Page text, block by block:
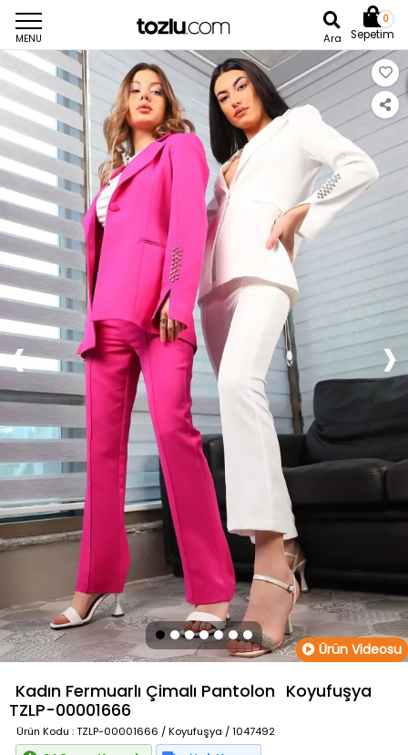
MENU Ara
0
Sepetim
Ürün Videosu
Kadın Fermuarlı Çimalı Pantolon Koyufuşya
TZLP-00001666
Ürün Kodu : TZLP-00001666 / Koyufuşya / 1047492